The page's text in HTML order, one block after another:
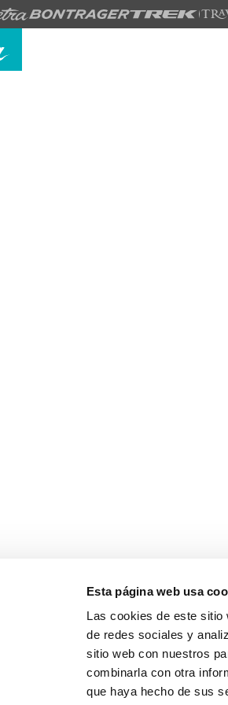
Esta página web usa
Las cookies de este sitio
de redes sociales y
sitio web con nuestros
combinarla con otra
que haya hecho de sus